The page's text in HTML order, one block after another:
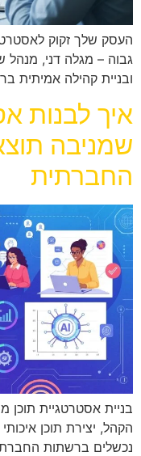
גבוה – מגלה דני, מנהל
ובניית קהילה אמיתית
איך לבנות
שמניבה
החברתית
בניית אסטרטגיית
הקהל, יצירת תוכן
נכשלים ברשתות